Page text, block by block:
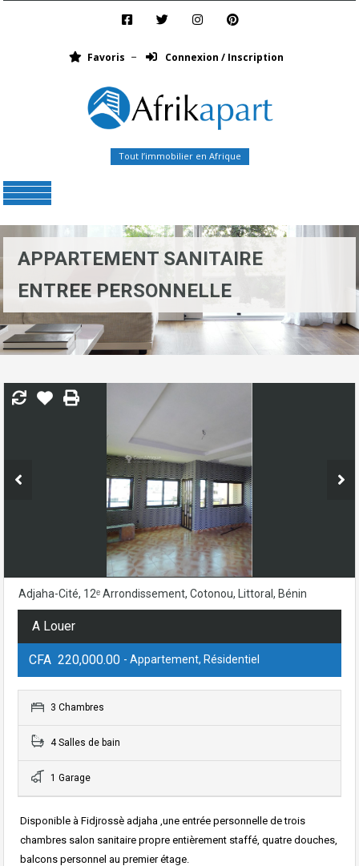
Favoris Connexion / Inscription
Tout l’immobilier en Afrique
APPARTEMENT SANITAIRE
ENTREE PERSONNELLE
Adjaha-Cité, 12ᵉ Arrondissement, Cotonou, Littoral, Bénin
A Louer
CFA 220,000.00 - Appartement, Résidentiel
3 Chambres
4 Salles de bain
1 Garage
Disponible à Fidjrossè adjaha ,une entrée personnelle de trois
chambres salon sanitaire propre entièrement staffé, quatre douches,
balcons personnel au premier étage.